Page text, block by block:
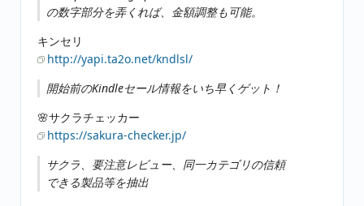
の数字部分を弄くれば、金額調整も可能。
キンセリ
http://yapi.ta2o.net/kndlsl/
開始前のKindleセール情報をいち早くゲット！
🌸サクラチェッカー
https://sakura-checker.jp/
サクラ、要注意レビュー、同一カテゴリの信頼
できる製品等を抽出